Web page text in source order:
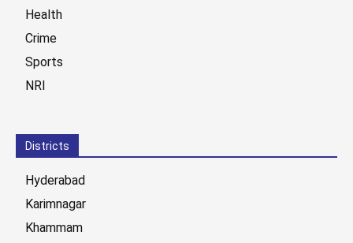
Health
Crime
Sports
NRI
Districts
Hyderabad
Karimnagar
Khammam